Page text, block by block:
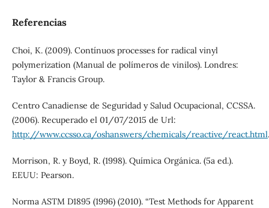
Referencias
Choi, K. (2009). Contínuos processes for radical vinyl
polymerization (Manual de polímeros de vinilos). Londres:
Taylor & Francis Group.
Centro Canadiense de Seguridad y Salud Ocupacional, CCSSA.
(2006). Recuperado el 01/07/2015 de Url:
http://www.ccsso.ca/oshanswers/chemicals/reactive/react.html.
Morrison, R. y Boyd, R. (1998). Química Orgánica. (5a ed.).
EEUU: Pearson.
Norma ASTM D1895 (1996) (2010). “Test Methods for Apparent